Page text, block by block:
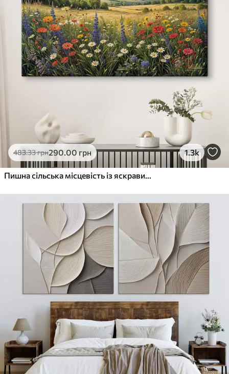
483.33грн290.00 грн 1.3k
Пишна сільська місцевість із яскравим лугом диких квітів, наповненим різнокольоровими квітами під хмарним небом